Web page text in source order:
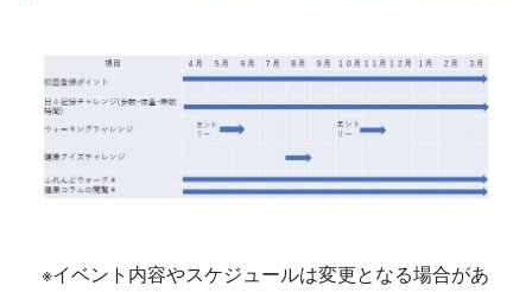
※イベント内容やスケジュールは変更となる場合があ